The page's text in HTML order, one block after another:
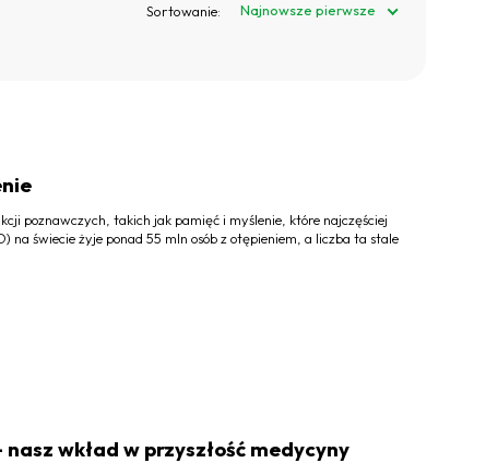
Sortowanie: Najnowsze pierwsze
poznawczych, takich jak pamięć i myślenie, które najczęściej
na świecie żyje ponad 55 mln osób z otępieniem, a liczba ta stale
wkład w przyszłość medycyny